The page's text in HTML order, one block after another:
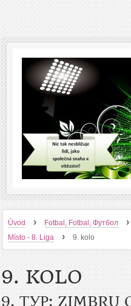
Úvod › Fotbal, Fotbal, Футбол ›
Místo - 8. Liga
› 9. kolo
9. KOLO
9. ТУР: ZIMBRU